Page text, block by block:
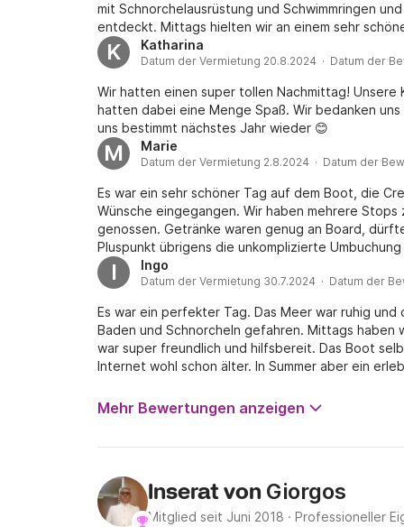
mit Schnorchelausrüstung und Schwimmringen
entdeckt. Mittags hielten wir an einem sehr
Geburtstags gab es sogar eine Torte und
K Katharina
Datum der Vermietung 20.8.2024 · Datum der
Wir hatten einen super tollen Nachmittag!
hatten dabei eine Menge Spaß. Wir bedanken
uns bestimmt nächstes Jahr wieder 😊
M Marie
Datum der Vermietung 2.8.2024 · Datum der
Es war ein sehr schöner Tag auf dem Boot, die
Wünsche eingegangen. Wir haben mehrere
genossen. Getränke waren genug an Board,
Pluspunkt übrigens die unkomplizierte
Insgesamt ein schönes Erlebnis, danke!
I Ingo
Datum der Vermietung 30.7.2024 · Datum der
Es war ein perfekter Tag. Das Meer war ruhig
Baden und Schnorcheln gefahren. Mittags haben
war super freundlich und hilfsbereit. Das Boot
Internet wohl schon älter. In Summer aber ein
Mehr Bewertungen anzeigen
Inserat von Giorgos
Mitglied seit Juni 2018 · Professioneller